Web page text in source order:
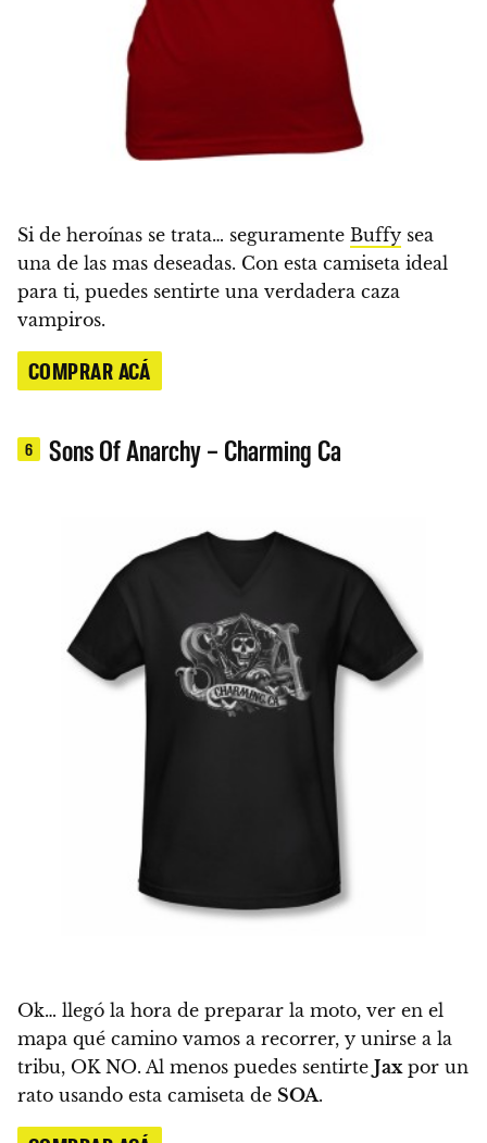
Si de heroínas se trata… seguramente Buffy sea
una de las mas deseadas. Con esta camiseta ideal
para ti, puedes sentirte una verdadera caza
vampiros.
COMPRAR ACÁ
6 Sons Of Anarchy – Charming Ca
Ok… llegó la hora de preparar la moto, ver en el
mapa qué camino vamos a recorrer, y unirse a la
tribu, OK NO. Al menos puedes sentirte Jax por un
rato usando esta camiseta de SOA.